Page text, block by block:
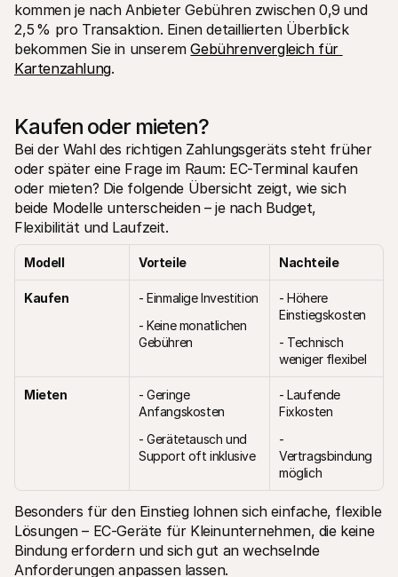
kommen je nach Anbieter Gebühren zwischen 0,9 und
2,5 % pro Transaktion. Einen detaillierten Überblick
bekommen Sie in unserem Gebührenvergleich für
Kartenzahlung.
Kaufen oder mieten?
Bei der Wahl des richtigen Zahlungsgeräts steht früher
oder später eine Frage im Raum: EC-Terminal kaufen
oder mieten? Die folgende Übersicht zeigt, wie sich
beide Modelle unterscheiden – je nach Budget,
Flexibilität und Laufzeit.
Modell Vorteile Nachteile
Kaufen
- Einmalige Investition
- Keine monatlichen
Gebühren
- Höhere
Einstiegskosten
- Technisch
weniger flexibel
Mieten
- Geringe
Anfangskosten
- Gerätetausch und
Support oft inklusive
- Laufende
Fixkosten
-
Vertragsbindung
möglich
Besonders für den Einstieg lohnen sich einfache, flexible
Lösungen – EC-Geräte für Kleinunternehmen, die keine
Bindung erfordern und sich gut an wechselnde
Anforderungen anpassen lassen.